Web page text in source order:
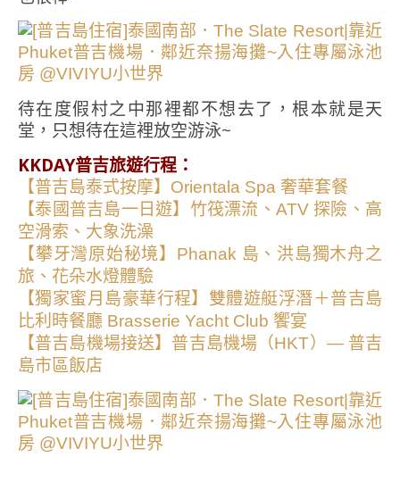
待在度假村之中那裡都不想去了，根本就是天
堂，只想待在這裡放空游泳~
KKDAY普吉旅遊行程：
【普吉島泰式按摩】Orientala Spa 奢華套餐
【泰國普吉島一日遊】竹筏漂流、ATV 探險、高
空滑索、大象洗澡
【攀牙灣原始秘境】Phanak 島、洪島獨木舟之
旅、花朵水燈體驗
【獨家蜜月島豪華行程】雙體遊艇浮潛＋普吉島
比利時餐廳 Brasserie Yacht Club 饗宴
【普吉島機場接送】普吉島機場（HKT）— 普吉
島市區飯店